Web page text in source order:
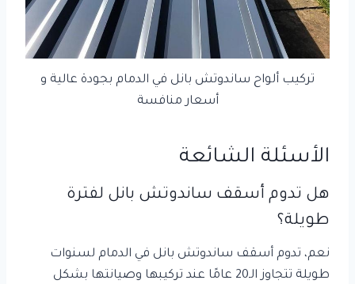
تركيب ألواح ساندوتش بانل في الدمام بجودة عالية و
أسعار منافسة
الأسئلة الشائعة
هل تدوم أسقف ساندوتش بانل لفترة
طويلة؟
نعم، تدوم أسقف ساندوتش بانل في الدمام لسنوات
طويلة تتجاوز الـ20 عامًا عند تركيبها وصيانتها بشكل